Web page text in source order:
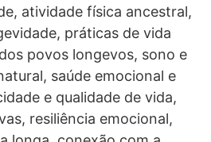
atividade física ancestral,
práticas de vida
povos longevos, sono e
saúde emocional e
e qualidade de vida,
resiliência emocional,